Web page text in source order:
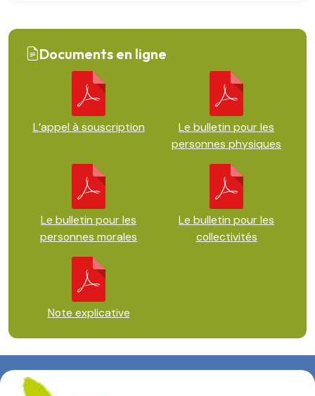
Documents en ligne
L’appel à souscription
Le bulletin pour les
personnes physiques
Le bulletin pour les
personnes morales
Le bulletin pour les
collectivités
Note explicative